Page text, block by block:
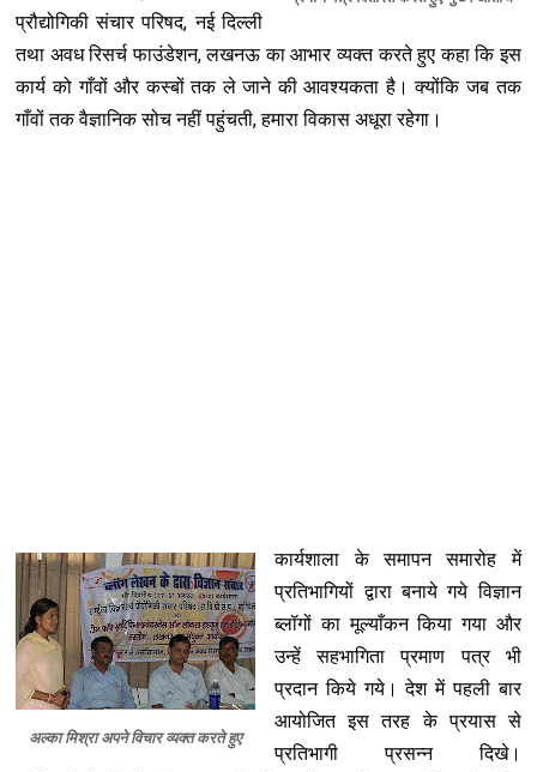
प्रौद्योगिकी संचार परिषद, नई दिल्ली
तथा अवध रिसर्च फाउंडेशन, लखनऊ का आभार व्यक्त करते हुए कहा कि इस
कार्य को गाँवों और कस्बों तक ले जाने की आवश्यकता है। क्योंकि जब तक
गाँवों तक वैज्ञानिक सोच नहीं पहुंचती, हमारा विकास अधूरा रहेगा।
अल्का मिश्रा अपने विचार व्यक्त करते हुए
कार्यशाला के समापन समारोह में
प्रतिभागियों द्वारा बनाये गये विज्ञान
ब्लॉगों का मूल्याँकन किया गया और
उन्हें सहभागिता प्रमाण पत्र भी
प्रदान किये गये। देश में पहली बार
आयोजित इस तरह के प्रयास से
प्रतिभागी प्रसन्न दिखे।